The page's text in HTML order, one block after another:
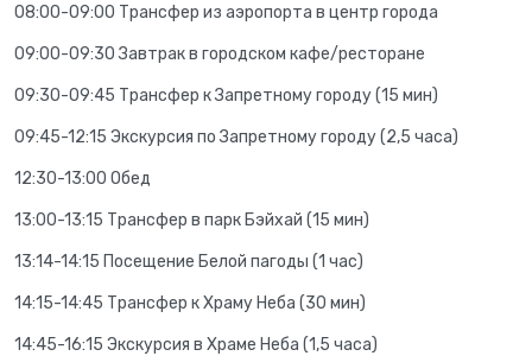
08:00-09:00 Трансфер из аэропорта в центр города
09:00-09:30 Завтрак в городском кафе/ресторане
09:30-09:45 Трансфер к Запретному городу (15 мин)
09:45-12:15 Экскурсия по Запретному городу (2,5 часа)
12:30-13:00 Обед
13:00-13:15 Трансфер в парк Бэйхай (15 мин)
13:14-14:15 Посещение Белой пагоды (1 час)
14:15-14:45 Трансфер к Храму Неба (30 мин)
14:45-16:15 Экскурсия в Храме Неба (1,5 часа)